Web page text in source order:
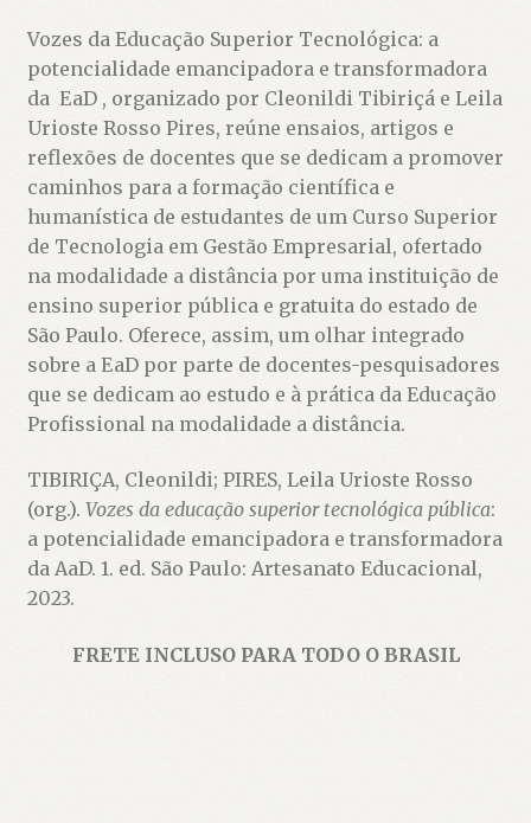
Vozes da Educação Superior Tecnológica: a
potencialidade emancipadora e transformadora
da EaD , organizado por Cleonildi Tibiriçá e Leila
Urioste Rosso Pires, reúne ensaios, artigos e
reflexões de docentes que se dedicam a promover
caminhos para a formação científica e
humanística de estudantes de um Curso Superior
de Tecnologia em Gestão Empresarial, ofertado
na modalidade a distância por uma instituição de
ensino superior pública e gratuita do estado de
São Paulo. Oferece, assim, um olhar integrado
sobre a EaD por parte de docentes-pesquisadores
que se dedicam ao estudo e à prática da Educação
Profissional na modalidade a distância.
TIBIRIÇA, Cleonildi; PIRES, Leila Urioste Rosso
(org.). Vozes da educação superior tecnológica pública:
a potencialidade emancipadora e transformadora
da AaD. 1. ed. São Paulo: Artesanato Educacional,
2023.
FRETE INCLUSO PARA TODO O BRASIL